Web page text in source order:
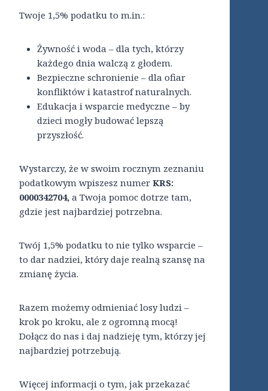
Twoje 1,5% podatku to m.in.:
Żywność i woda – dla tych, którzy
każdego dnia walczą z głodem.
Bezpieczne schronienie – dla ofiar
konfliktów i katastrof naturalnych.
Edukacja i wsparcie medyczne – by
dzieci mogły budować lepszą
przyszłość.
Wystarczy, że w swoim rocznym zeznaniu
podatkowym wpiszesz numer KRS:
0000342704, a Twoja pomoc dotrze tam,
gdzie jest najbardziej potrzebna.
Twój 1,5% podatku to nie tylko wsparcie –
to dar nadziei, który daje realną szansę na
zmianę życia.
Razem możemy odmieniać losy ludzi –
krok po kroku, ale z ogromną mocą!
Dołącz do nas i daj nadzieję tym, którzy jej
najbardziej potrzebują.
Więcej informacji o tym, jak przekazać